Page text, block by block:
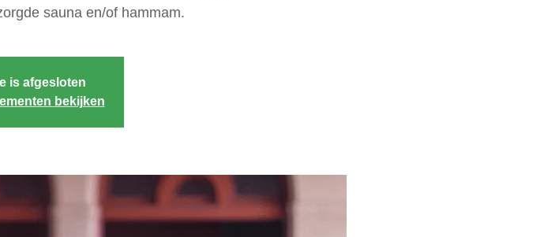
sauna en/of hammam.
is afgesloten
bekijken